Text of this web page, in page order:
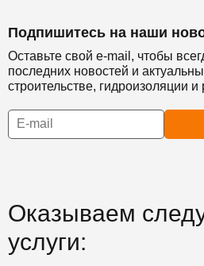
Подпишитесь на наши
Оставьте свой e-mail, чтобы
последних новостей и
строительстве, гидроизоляции и
Оказываем
услуги: